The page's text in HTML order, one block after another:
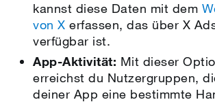
kannst diese Daten mit dem
von X erfassen, das über X
verfügbar ist.
App-Aktivität: Mit dieser
erreichst du Nutzergruppen,
deiner App eine bestimmte